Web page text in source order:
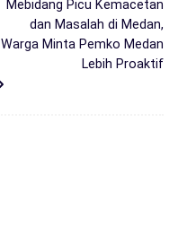
Mebidang Picu Kemacetan
dan Masalah di Medan,
Warga Minta Pemko Medan
Lebih Proaktif